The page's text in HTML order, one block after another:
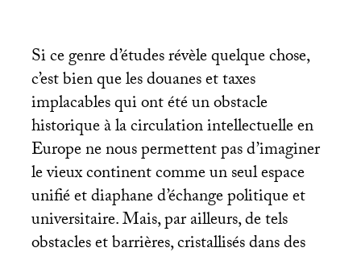
Si ce genre d’études révèle quelque chose,
c’est bien que les douanes et taxes
implacables qui ont été un obstacle
historique à la circulation intellectuelle en
Europe ne nous permettent pas d’imaginer
le vieux continent comme un seul espace
unifié et diaphane d’échange politique et
universitaire. Mais, par ailleurs, de tels
obstacles et barrières, cristallisés dans des